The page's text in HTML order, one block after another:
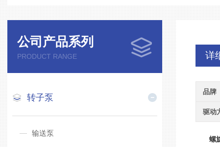
公司产品系列
PRODUCT RANGE
转子泵
输送泵
详
品牌
驱动
螺